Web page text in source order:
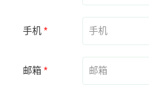
手机*
邮箱*